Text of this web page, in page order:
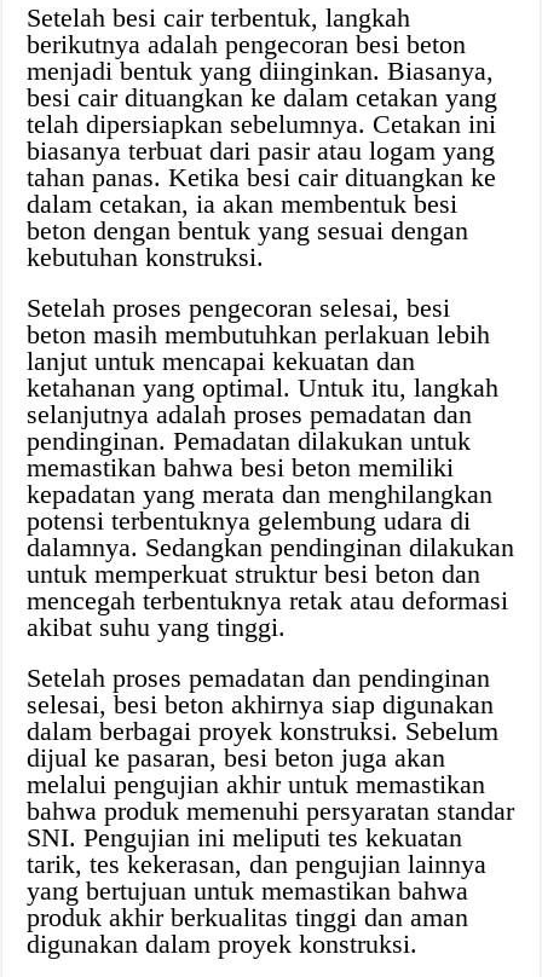
Setelah besi cair terbentuk, langkah
berikutnya adalah pengecoran besi beton
menjadi bentuk yang diinginkan. Biasanya,
besi cair dituangkan ke dalam cetakan yang
telah dipersiapkan sebelumnya. Cetakan ini
biasanya terbuat dari pasir atau logam yang
tahan panas. Ketika besi cair dituangkan ke
dalam cetakan, ia akan membentuk besi
beton dengan bentuk yang sesuai dengan
kebutuhan konstruksi.
Setelah proses pengecoran selesai, besi
beton masih membutuhkan perlakuan lebih
lanjut untuk mencapai kekuatan dan
ketahanan yang optimal. Untuk itu, langkah
selanjutnya adalah proses pemadatan dan
pendinginan. Pemadatan dilakukan untuk
memastikan bahwa besi beton memiliki
kepadatan yang merata dan menghilangkan
potensi terbentuknya gelembung udara di
dalamnya. Sedangkan pendinginan dilakukan
untuk memperkuat struktur besi beton dan
mencegah terbentuknya retak atau deformasi
akibat suhu yang tinggi.
Setelah proses pemadatan dan pendinginan
selesai, besi beton akhirnya siap digunakan
dalam berbagai proyek konstruksi. Sebelum
dijual ke pasaran, besi beton juga akan
melalui pengujian akhir untuk memastikan
bahwa produk memenuhi persyaratan standar
SNI. Pengujian ini meliputi tes kekuatan
tarik, tes kekerasan, dan pengujian lainnya
yang bertujuan untuk memastikan bahwa
produk akhir berkualitas tinggi dan aman
digunakan dalam proyek konstruksi.